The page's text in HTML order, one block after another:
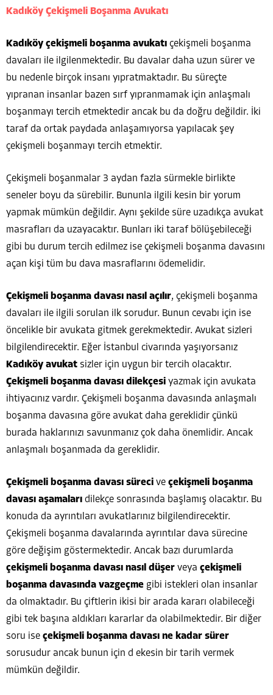
Kadıköy Çekişmeli Boşanma Avukatı
Kadıköy çekişmeli boşanma avukatı çekişmeli boşanma
davaları ile ilgilenmektedir. Bu davalar daha uzun sürer ve
bu nedenle birçok insanı yıpratmaktadır. Bu süreçte
yıpranan insanlar bazen sırf yıpranmamak için anlaşmalı
boşanmayı tercih etmektedir ancak bu da doğru değildir. İki
taraf da ortak paydada anlaşamıyorsa yapılacak şey
çekişmeli boşanmayı tercih etmektir.
Çekişmeli boşanmalar 3 aydan fazla sürmekle birlikte
seneler boyu da sürebilir. Bununla ilgili kesin bir yorum
yapmak mümkün değildir. Aynı şekilde süre uzadıkça avukat
masrafları da uzayacaktır. Bunları iki taraf bölüşebileceği
gibi bu durum tercih edilmez ise çekişmeli boşanma davasını
açan kişi tüm bu dava masraflarını ödemelidir.
Çekişmeli boşanma davası nasıl açılır, çekişmeli boşanma
davaları ile ilgili sorulan ilk sorudur. Bunun cevabı için ise
öncelikle bir avukata gitmek gerekmektedir. Avukat sizleri
bilgilendirecektir. Eğer İstanbul civarında yaşıyorsanız
Kadıköy avukat sizler için uygun bir tercih olacaktır.
Çekişmeli boşanma davası dilekçesi yazmak için avukata
ihtiyacınız vardır. Çekişmeli boşanma davasında anlaşmalı
boşanma davasına göre avukat daha gereklidir çünkü
burada haklarınızı savunmanız çok daha önemlidir. Ancak
anlaşmalı boşanmada da gereklidir.
Çekişmeli boşanma davası süreci ve çekişmeli boşanma
davası aşamaları dilekçe sonrasında başlamış olacaktır. Bu
konuda da ayrıntıları avukatlarınız bilgilendirecektir.
Çekişmeli boşanma davalarında ayrıntılar dava sürecine
göre değişim göstermektedir. Ancak bazı durumlarda
çekişmeli boşanma davası nasıl düşer veya çekişmeli
boşanma davasında vazgeçme gibi istekleri olan insanlar
da olmaktadır. Bu çiftlerin ikisi bir arada kararı olabileceği
gibi tek başına aldıkları kararlar da olabilmektedir. Bir diğer
soru ise çekişmeli boşanma davası ne kadar sürer
sorusudur ancak bunun için d ekesin bir tarih vermek
mümkün değildir.